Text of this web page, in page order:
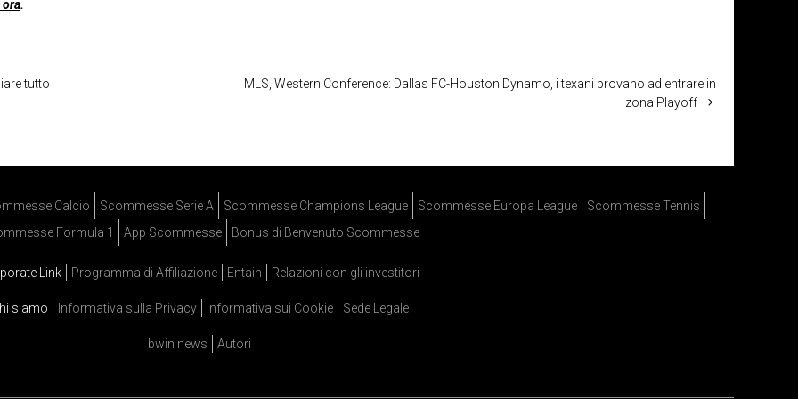
ora.
tutto
MLS, Western Conference: Dallas FC-Houston Dynamo, i texani provano ad entrare in
zona Playoff
Calcio Scommesse Serie A Scommesse Champions League Scommesse Europa League
Scommesse Tennis
Formula 1
App Scommesse Bonus di Benvenuto Scommesse
Link Programma di Affiliazione Entain Relazioni con gli investitori
siamo Informativa sulla Privacy Informativa sui Cookie Sede Legale
bwin news Autori